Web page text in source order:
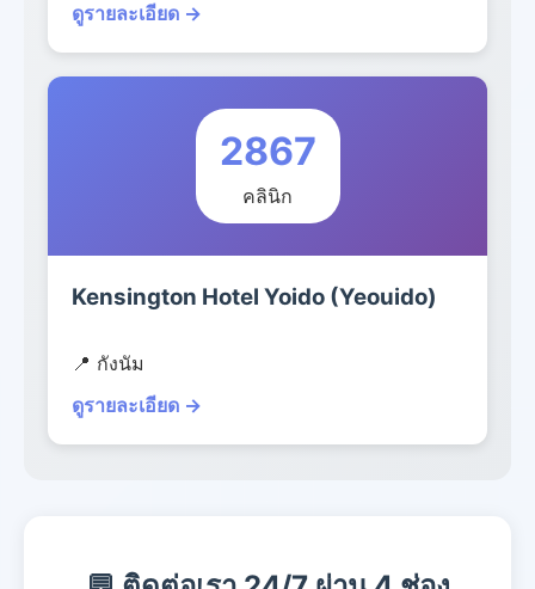
ดูรายละเอียด →
2867
คลินิก
Kensington Hotel Yoido (Yeouido)
📍 กังนัม
ดูรายละเอียด →